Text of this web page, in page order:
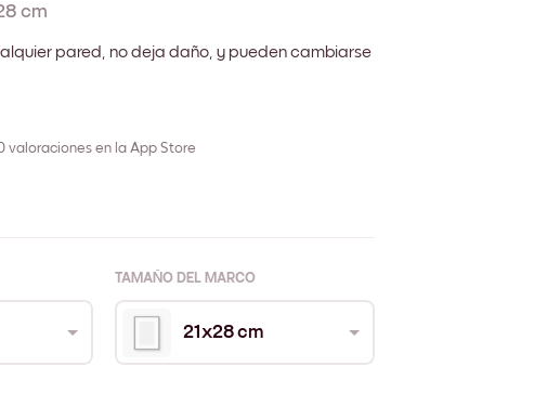
cm
pared, no deja daño, y pueden cambiarse
valoraciones en la App Store
TAMAÑO DEL MARCO
21x28 cm